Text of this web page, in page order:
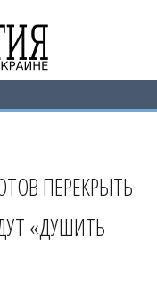
ПЕРЕКРЫТЬ
«ДУШИТЬ